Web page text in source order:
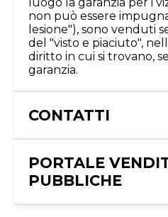
non può essere
lesione"), sono venduti
del "visto e piaciuto",
diritto in cui si trovano,
garanzia.
CONTATTI
Piacenza
Numeri di telefono
Email/PEC:
PORTALE
PUBBLICHE